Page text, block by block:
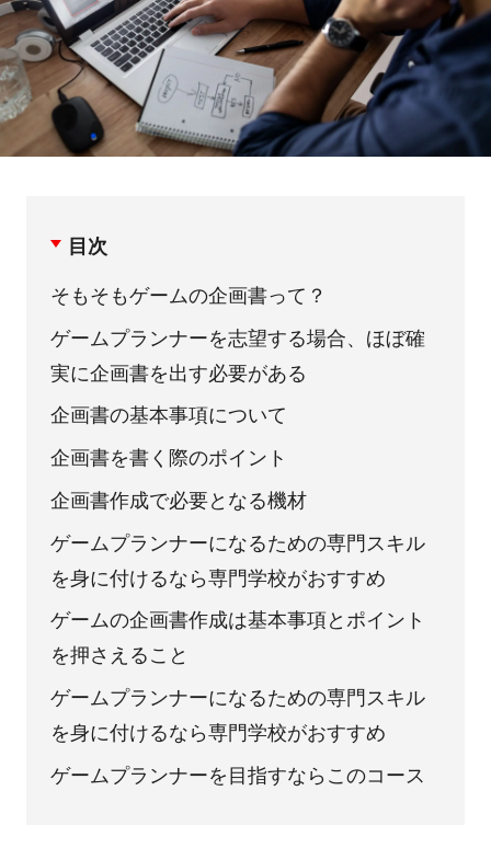
目次
そもそもゲームの企画書って？
ゲームプランナーを志望する場合、ほぼ確
実に企画書を出す必要がある
企画書の基本事項について
企画書を書く際のポイント
企画書作成で必要となる機材
ゲームプランナーになるための専門スキル
を身に付けるなら専門学校がおすすめ
ゲームの企画書作成は基本事項とポイント
を押さえること
ゲームプランナーになるための専門スキル
を身に付けるなら専門学校がおすすめ
ゲームプランナーを目指すならこのコース